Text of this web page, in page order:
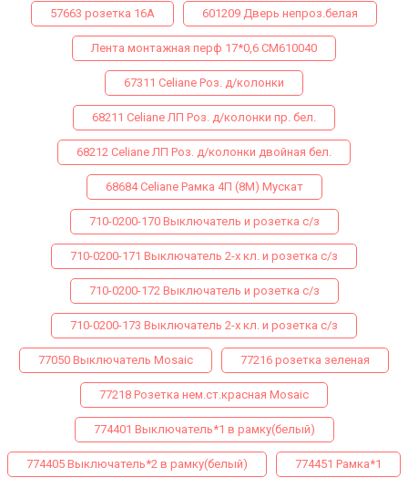
57663 розетка 16А 601209 Дверь непроз.белая
Лента монтажная перф 17*0,6 СМ610040
67311 Celiane Роз. д/колонки
68211 Celiane ЛП Роз. д/колонки пр. бел.
68212 Celiane ЛП Роз. д/колонки двойная бел.
68684 Celiane Рамка 4П (8М) Мускат
710-0200-170 Выключатель и розетка с/з
710-0200-171 Выключатель 2-х кл. и розетка с/з
710-0200-172 Выключатель и розетка с/з
710-0200-173 Выключатель 2-х кл. и розетка с/з
77050 Выключатель Mosaic 77216 розетка зеленая
77218 Розетка нем.ст.красная Mosaic
774401 Выключатель*1 в рамку(белый)
774405 Выключатель*2 в рамку(белый) 774451 Рамка*1